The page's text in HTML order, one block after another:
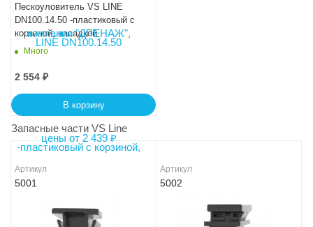
Пескоуловитель VS LINE
DN100.14.50 -пластиковый с
корзиной, насадкой
Много
2 554 ₽
В корзину
Запасные части VS Line
Артикул
5001
Артикул
5002